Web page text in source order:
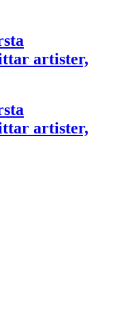
artister,
artister,